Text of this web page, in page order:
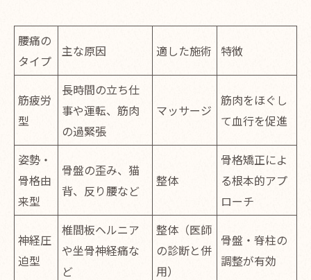
腰痛の
タイプ
主な原因 適した施術 特徴
筋疲労
型
長時間の立ち仕
事や運転、筋肉
の過緊張
マッサージ
筋肉をほぐし
て血行を促進
姿勢・
骨格由
来型
骨盤の歪み、猫
背、反り腰など
整体
骨格矯正によ
る根本的アプ
ローチ
神経圧
迫型
椎間板ヘルニア
や坐骨神経痛な
ど
整体（医師
の診断と併
用）
骨盤・脊柱の
調整が有効